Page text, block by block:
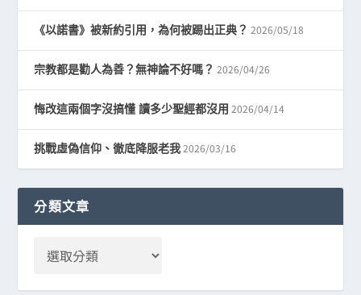
《以諾書》被新約引用，為何被踢出正典？ 2026/05/18
宗教都是勸人為善？無神論不好嗎？ 2026/04/26
悔改這兩個字沒搞懂 讀多少聖經都沒用 2026/04/14
挑戰虛偽信仰、徹底降服老我 2026/03/16
分類文章